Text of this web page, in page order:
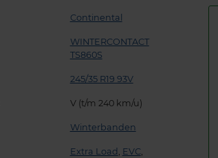
Continental
WINTERCONTACT
TS860S
245/35 R19 93V
V (t/m 240 km/u)
Winterbanden
Extra Load , EVC,